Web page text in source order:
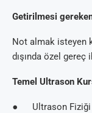
Getirilmesi
Not almak isteyen
dışında özel gereç
Temel Ultrason
● Ultrason Fiziği